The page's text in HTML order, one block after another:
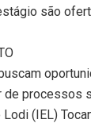
são
de processos
(IEL)